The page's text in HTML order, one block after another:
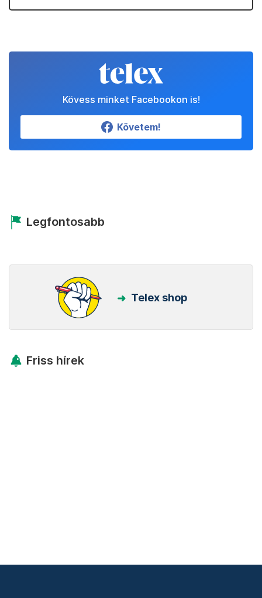
Kövess minket Facebookon is!
Követem!
Legfontosabb
Telex shop
Friss hírek